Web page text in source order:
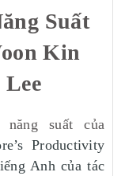
Suất
Kin
Lee
suất của
Productivity
Anh của tác